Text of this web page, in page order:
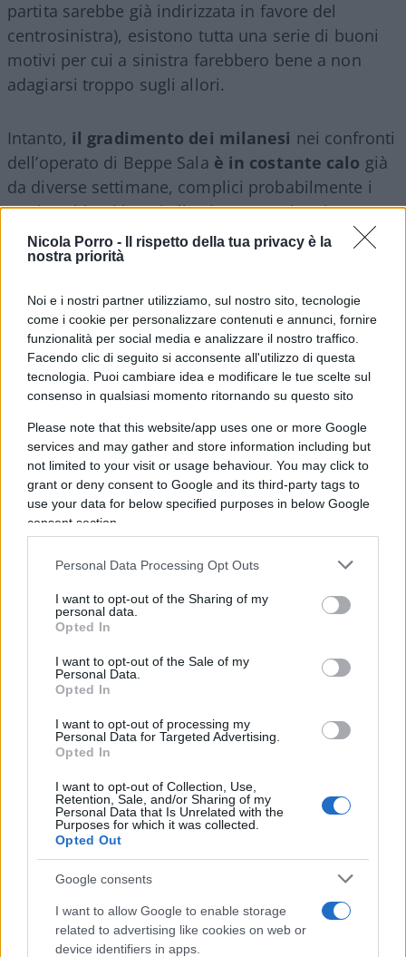
Nicola Porro -
Il rispetto della tua privacy è la
nostra priorità
Noi e i nostri partner utilizziamo, sul nostro sito, tecnologie
come i cookie per personalizzare contenuti e annunci, fornire
funzionalità per social media e analizzare il nostro traffico.
Facendo clic di seguito si acconsente all'utilizzo di questa
tecnologia. Puoi cambiare idea e modificare le tue scelte sul
consenso in qualsiasi momento ritornando su questo sito
Please note that this website/app uses one or more Google
services and may gather and store information including but
not limited to your visit or usage behaviour. You may click to
grant or deny consent to Google and its third-party tags to
use your data for below specified purposes in below Google
consent section.
Personal Data Processing Opt Outs
I want to opt-out of the Sharing of my
personal data.
Opted In
I want to opt-out of the Sale of my
Personal Data.
Opted In
I want to opt-out of processing my
Personal Data for Targeted Advertising.
Opted In
I want to opt-out of Collection, Use,
Retention, Sale, and/or Sharing of my
Personal Data that Is Unrelated with the
Purposes for which it was collected.
Opted Out
Google consents
I want to allow Google to enable storage
related to advertising like cookies on web or
device identifiers in apps.
partita sarebbe già indirizzata in favore del
centrosinistra), esistono tutta una serie di buoni
motivi per cui a sinistra farebbero bene a non
adagiarsi troppo sugli allori.
Intanto, il gradimento dei milanesi nei confronti
dell’operato di Beppe Sala è in costante calo già
da diverse settimane, complici probabilmente i
tanti problemi legati alla sicurezza e le misure
ideologiche dettate da un’agenda green che si fa
ogni giorno più opprimente.
Dopodiché, un altro aspetto da non sottovalutare,
è che, rispetto all’autunno 2021, data delle ultime
amministrative meneghine, la coalizione di
all’appuntamento elettorale con una diversa
consapevolezza, oltre che in un ottimo stato di
salute, sebbene poi molto dipenderà anche dalla
scelta del candidato sindaco.
Infine, vi è un ultimo punto su cui è
indispensabile focalizzare l’attenzione: il profilo
che il centrosinistra avrebbe individuato quale
successore di Beppe Sala, il già citato
Pierfrancesco Majorino, sarebbe di certo un
candidato molto più debole rispetto all’attuale
assai radicale che difficilmente sarebbe in grado
di rappresentare quella porzione di elettorato
moderato e riformista, storicamente maggioritaria
nel capoluogo lombardo.
L’eventuale investitura di Majorino sarebbe
pertantoil miglior assist possibile per il
centrodestra, che, al contrario di quanto fatto nel